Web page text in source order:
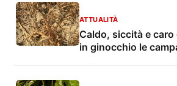
ATTUALITÀ
Caldo, siccità e
in ginocchio le